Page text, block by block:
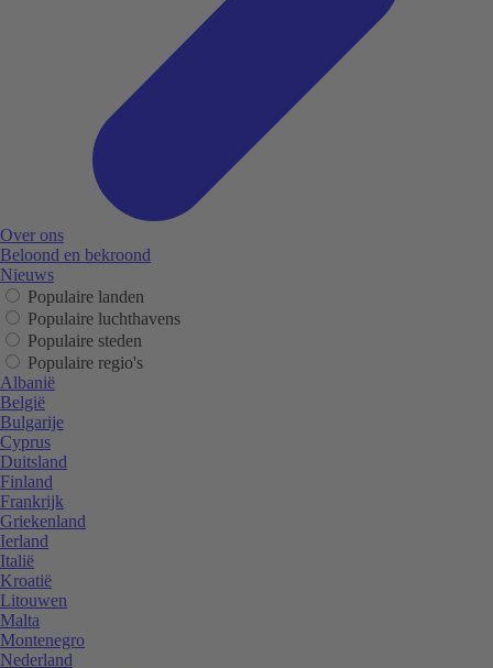
Over ons
Beloond en bekroond
Nieuws
Populaire landen
Populaire luchthavens
Populaire steden
Populaire regio's
Albanië
België
Bulgarije
Cyprus
Duitsland
Finland
Frankrijk
Griekenland
Ierland
Italië
Kroatië
Litouwen
Malta
Montenegro
Nederland